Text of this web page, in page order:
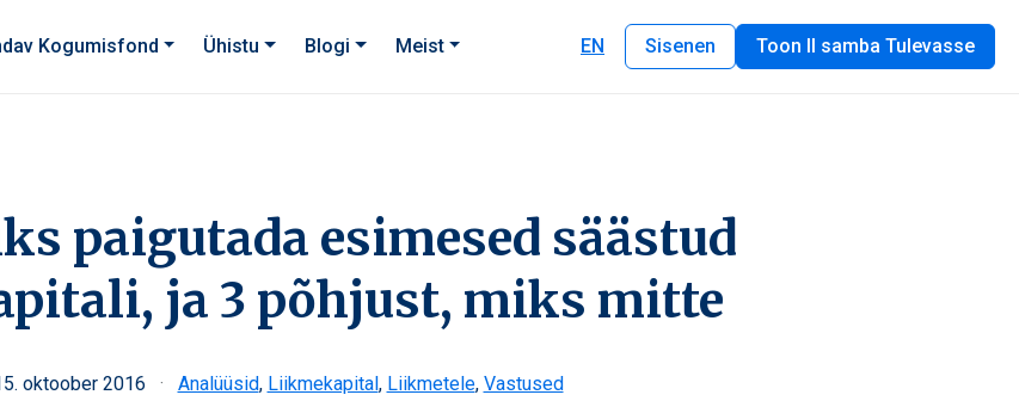
Kogumisfond Ühistu Blogi Meist EN Sisenen Toon II samba Tulevasse
paigutada esimesed säästud
ja 3 põhjust, miks mitte
oktoober 2016 · Analüüsid, Liikmekapital, Liikmetele, Vastused